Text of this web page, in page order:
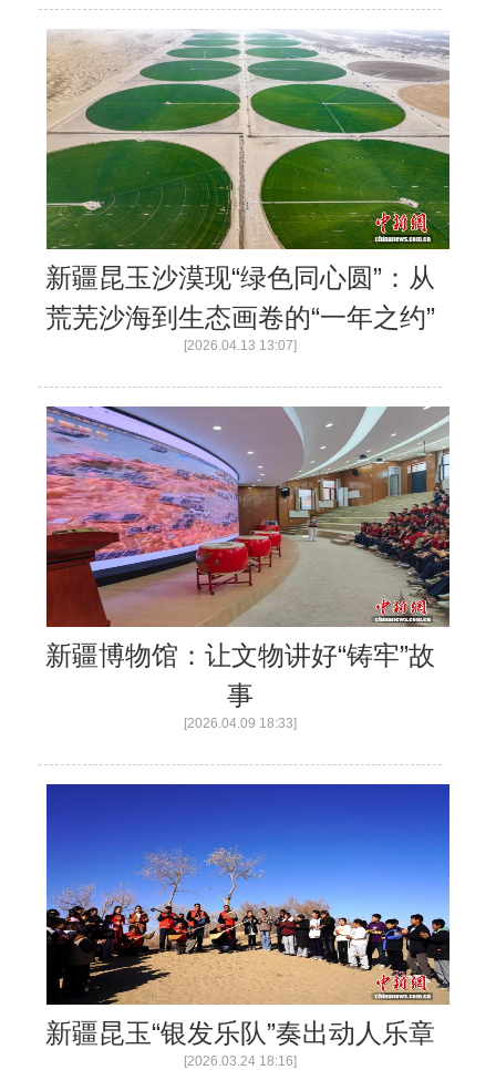
新疆昆玉沙漠现“绿色同心圆”：从
荒芜沙海到生态画卷的“一年之约”
[2026.04.13 13:07]
新疆博物馆：让文物讲好“铸牢”故
事
[2026.04.09 18:33]
新疆昆玉“银发乐队”奏出动人乐章
[2026.03.24 18:16]